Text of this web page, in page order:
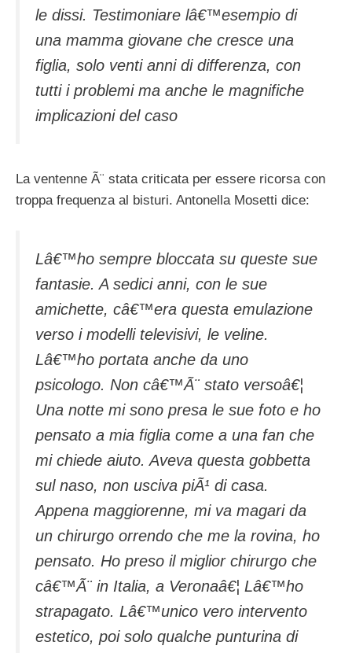
le dissi. Testimoniare lâ€™esempio di
una mamma giovane che cresce una
figlia, solo venti anni di differenza, con
tutti i problemi ma anche le magnifiche
implicazioni del caso
La ventenne Ã¨ stata criticata per essere ricorsa con
troppa frequenza al bisturi. Antonella Mosetti dice:
Lâ€™ho sempre bloccata su queste sue
fantasie. A sedici anni, con le sue
amichette, câ€™era questa emulazione
verso i modelli televisivi, le veline.
Lâ€™ho portata anche da uno
psicologo. Non câ€™Ã¨ stato versoâ€¦
Una notte mi sono presa le sue foto e ho
pensato a mia figlia come a una fan che
mi chiede aiuto. Aveva questa gobbetta
sul naso, non usciva piÃ¹ di casa.
Appena maggiorenne, mi va magari da
un chirurgo orrendo che me la rovina, ho
pensato. Ho preso il miglior chirurgo che
câ€™Ã¨ in Italia, a Veronaâ€¦ Lâ€™ho
strapagato. Lâ€™unico vero intervento
estetico, poi solo qualche punturina di